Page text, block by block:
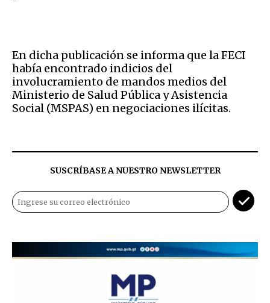
En dicha publicación se informa que la FECI
había encontrado indicios del
involucramiento de mandos medios del
Ministerio de Salud Pública y Asistencia
Social (MSPAS) en negociaciones ilícitas.
SUSCRÍBASE A NUESTRO NEWSLETTER